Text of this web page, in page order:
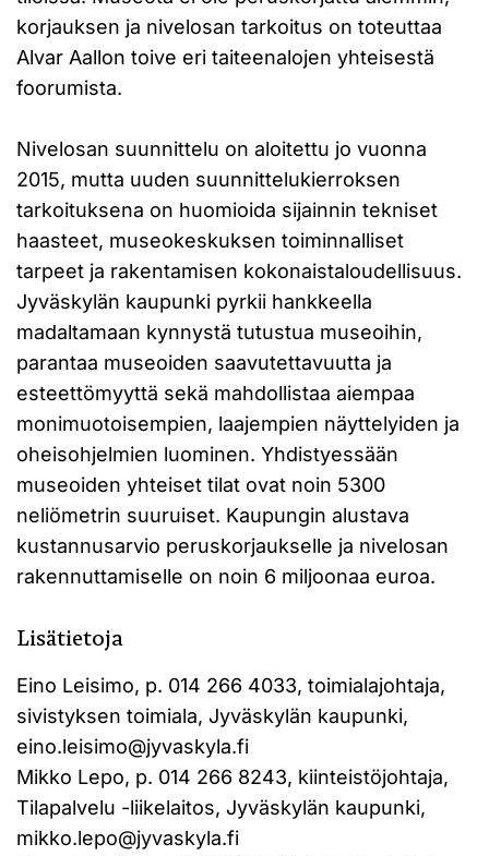
korjauksen ja nivelosan tarkoitus on toteuttaa
Alvar Aallon toive eri taiteenalojen yhteisestä
foorumista.
Nivelosan suunnittelu on aloitettu jo vuonna
2015, mutta uuden suunnittelukierroksen
tarkoituksena on huomioida sijainnin tekniset
haasteet, museokeskuksen toiminnalliset
tarpeet ja rakentamisen kokonaistaloudellisuus.
Jyväskylän kaupunki pyrkii hankkeella
madaltamaan kynnystä tutustua museoihin,
parantaa museoiden saavutettavuutta ja
esteettömyyttä sekä mahdollistaa aiempaa
monimuotoisempien, laajempien näyttelyiden ja
oheisohjelmien luominen. Yhdistyessään
museoiden yhteiset tilat ovat noin 5300
neliömetrin suuruiset. Kaupungin alustava
kustannusarvio peruskorjaukselle ja nivelosan
rakennuttamiselle on noin 6 miljoonaa euroa.
Lisätietoja
Eino Leisimo, p. 014 266 4033, toimialajohtaja,
sivistyksen toimiala, Jyväskylän kaupunki,
eino.leisimo@jyvaskyla.fi
Mikko Lepo, p. 014 266 8243, kiinteistöjohtaja,
Tilapalvelu -liikelaitos, Jyväskylän kaupunki,
mikko.lepo@jyvaskyla.fi